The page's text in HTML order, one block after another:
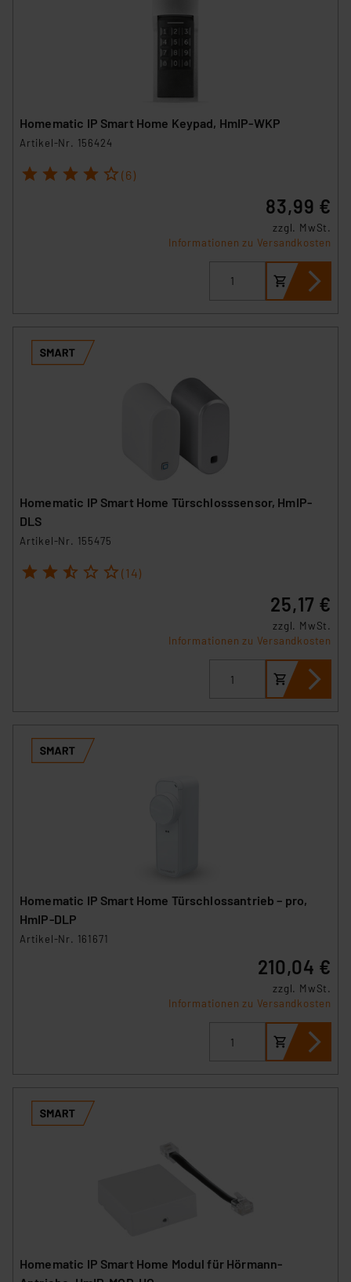
Homematic IP Smart Home Keypad, HmIP-WKP
Artikel-Nr. 156424
1 2 3 4 5 (6)
83,99 €
zzgl. MwSt.
Informationen zu Versandkosten
Homematic IP Smart Home Türschlosssensor, HmIP-
DLS
Artikel-Nr. 155475
1 2 3 4 5 (14)
25,17 €
zzgl. MwSt.
Informationen zu Versandkosten
Homematic IP Smart Home Türschlossantrieb – pro,
HmIP‑DLP
Artikel-Nr. 161671
210,04 €
zzgl. MwSt.
Informationen zu Versandkosten
Homematic IP Smart Home Modul für Hörmann-